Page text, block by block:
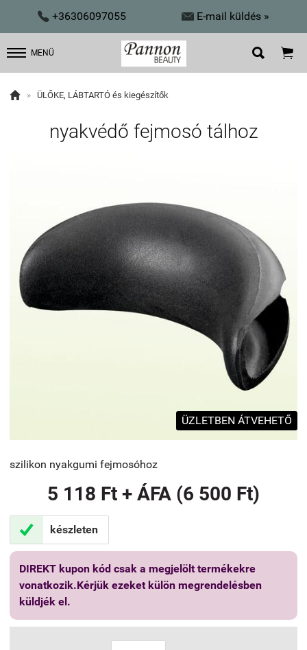
 +36306097055  E-mail küldés »
MENÜ  
 » ÜLŐKE, LÁBTARTÓ és kiegészítők
nyakvédő fejmosó tálhoz
ÜZLETBEN ÁTVEHETŐ
szilikon nyakgumi fejmosóhoz
5 118 Ft + ÁFA (6 500 Ft)
 készleten
DIREKT kupon kód csak a megjelölt termékekre
vonatkozik.Kérjük ezeket külön megrendelésben
küldjék el.